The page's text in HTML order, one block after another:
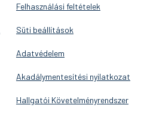
Felhasználási feltételek
Süti beállítások
Adatvédelem
Akadálymentesítési nyilatkozat
Hallgatói Követelményrendszer